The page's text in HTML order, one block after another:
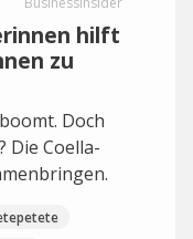
hilft
zu
Doch
Die Coella-